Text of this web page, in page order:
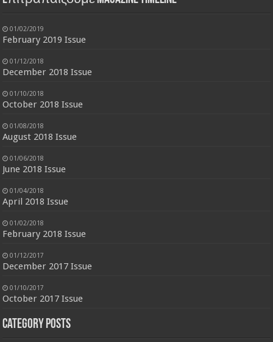
01/02/2019
February 2019 Issue
01/12/2018
December 2018 Issue
01/10/2018
October 2018 Issue
01/08/2018
August 2018 Issue
01/06/2018
June 2018 Issue
01/04/2018
April 2018 Issue
01/02/2018
February 2018 Issue
01/12/2017
December 2017 Issue
01/10/2017
October 2017 Issue
Category Posts